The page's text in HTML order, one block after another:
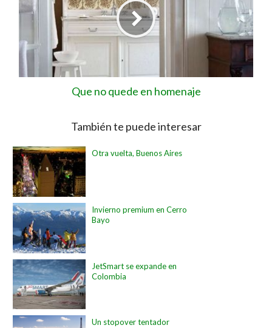
Que no quede en homenaje
También te puede interesar
Otra vuelta, Buenos Aires
Invierno premium en Cerro
Bayo
JetSmart se expande en
Colombia
Un stopover tentador